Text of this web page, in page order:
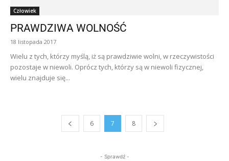
Człowiek
PRAWDZIWA WOLNOŚĆ
18 listopada 2017
Wielu z tych, którzy myślą, iż są prawdziwie wolni, w rzeczywistości
pozostaje w niewoli. Oprócz tych, którzy są w niewoli fizycznej,
wielu znajduje się...
6 7 8
- Sprawdź -